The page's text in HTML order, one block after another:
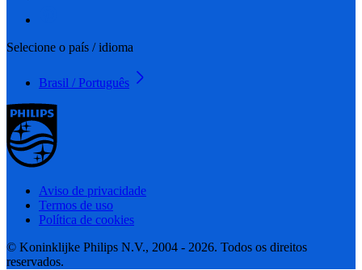
Selecione o país / idioma
Brasil / Português
Aviso de privacidade
Termos de uso
Política de cookies
© Koninklijke Philips N.V., 2004 - 2026. Todos os direitos
reservados.